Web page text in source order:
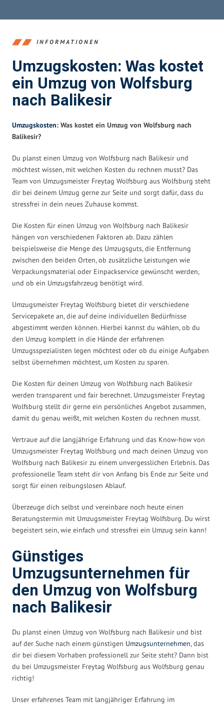
INFORMATIONEN
Umzugskosten: Was kostet
ein Umzug von Wolfsburg
nach Balikesir
Umzugskosten: Was kostet ein Umzug von Wolfsburg nach
Balikesir?
Du planst einen Umzug von Wolfsburg nach Balikesir und
möchtest wissen, mit welchen Kosten du rechnen musst? Das
Team von Umzugsmeister Freytag Wolfsburg aus Wolfsburg steht
dir bei deinem Umzug gerne zur Seite und sorgt dafür, dass du
stressfrei in dein neues Zuhause kommst.
Die Kosten für einen Umzug von Wolfsburg nach Balikesir
hängen von verschiedenen Faktoren ab. Dazu zählen
beispielsweise die Menge des Umzugsguts, die Entfernung
zwischen den beiden Orten, ob zusätzliche Leistungen wie
Verpackungsmaterial oder Einpackservice gewünscht werden,
und ob ein Umzugsfahrzeug benötigt wird.
Umzugsmeister Freytag Wolfsburg bietet dir verschiedene
Servicepakete an, die auf deine individuellen Bedürfnisse
abgestimmt werden können. Hierbei kannst du wählen, ob du
den Umzug komplett in die Hände der erfahrenen
Umzugsspezialisten legen möchtest oder ob du einige Aufgaben
selbst übernehmen möchtest, um Kosten zu sparen.
Die Kosten für deinen Umzug von Wolfsburg nach Balikesir
werden transparent und fair berechnet. Umzugsmeister Freytag
Wolfsburg stellt dir gerne ein persönliches Angebot zusammen,
damit du genau weißt, mit welchen Kosten du rechnen musst.
Vertraue auf die langjährige Erfahrung und das Know-how von
Umzugsmeister Freytag Wolfsburg und mach deinen Umzug von
Wolfsburg nach Balikesir zu einem unvergesslichen Erlebnis. Das
professionelle Team steht dir von Anfang bis Ende zur Seite und
sorgt für einen reibungslosen Ablauf.
Überzeuge dich selbst und vereinbare noch heute einen
Beratungstermin mit Umzugsmeister Freytag Wolfsburg. Du wirst
begeistert sein, wie einfach und stressfrei ein Umzug sein kann!
Günstiges
Umzugsunternehmen für
den Umzug von Wolfsburg
nach Balikesir
Du planst einen Umzug von Wolfsburg nach Balikesir und bist
auf der Suche nach einem günstigen Umzugsunternehmen, das
dir bei diesem Vorhaben professionell zur Seite steht? Dann bist
du bei Umzugsmeister Freytag Wolfsburg aus Wolfsburg genau
richtig!
Unser erfahrenes Team mit langjähriger Erfahrung im